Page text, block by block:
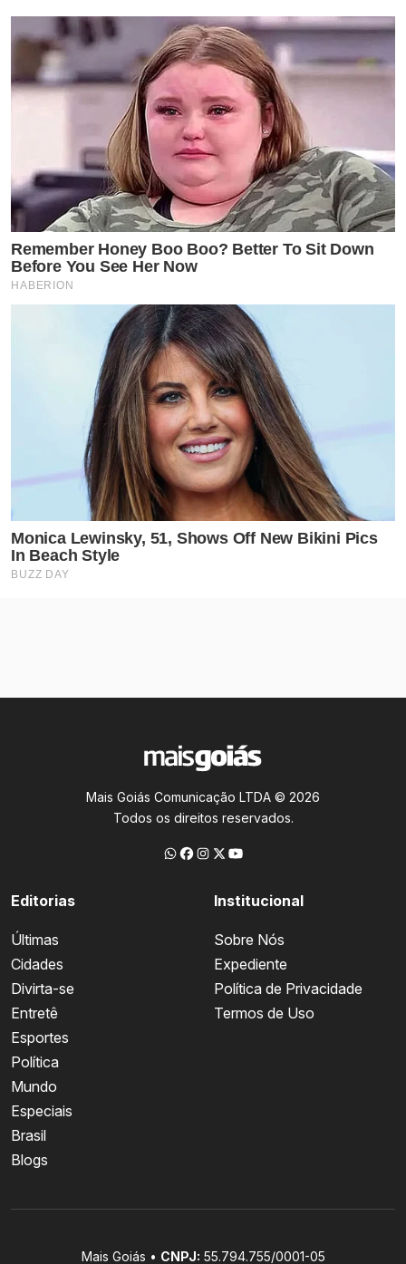
Mais Goiás Comunicação LTDA © 2026
Todos os direitos reservados.
Editorias
Últimas
Cidades
Divirta-se
Entretê
Esportes
Política
Mundo
Especiais
Brasil
Blogs
Institucional
Sobre Nós
Expediente
Política de Privacidade
Termos de Uso
Mais Goiás • CNPJ: 55.794.755/0001-05